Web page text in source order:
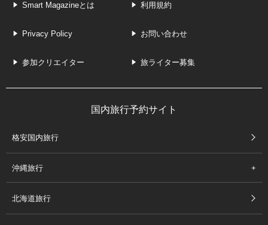
Smart Magazineとは 利用規約
Privacy Policy お問い合わせ
参加クリエイター 旅ライター募集
国内旅行予約サイト
格安国内旅行
沖縄旅行
北海道旅行